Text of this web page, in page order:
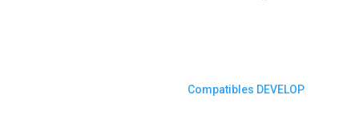
Compatibles DEVELOP